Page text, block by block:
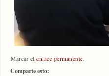
Marcar elenlace permanente.
Comparte esto: